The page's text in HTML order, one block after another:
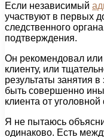
Если независимый
участвуют в первых
следственного
подтверждения.
Он рекомендовал или
клиенту, или
результаты занятия
быть совершенно
клиента от уголовной
Я не пытаюсь
одинаково. Есть